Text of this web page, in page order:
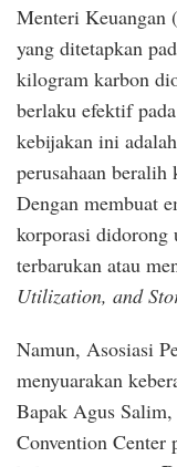
Menteri
yang ditetapkan
kilogram karbon
berlaku efektif
kebijakan ini
perusahaan
Dengan membuat
korporasi didorong
terbarukan atau
Utilization, and
Namun, Asosiasi
menyuarakan
Bapak Agus
Convention Center